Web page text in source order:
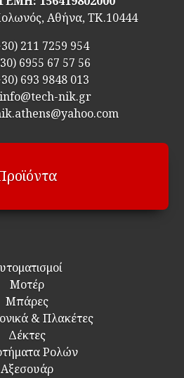
Αθήνα, ΤΚ.10444
211 7259 954
6955 67 57 56
693 9848 013
info@tech-nik.gr
Μοτέρ
Μπάρες
& Πλακέτες
Δέκτες
Ρολών
Αξεσουάρ